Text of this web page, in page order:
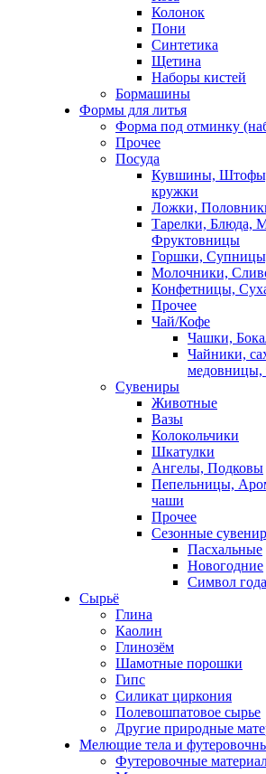
Колонок
Пони
Синтетика
Щетина
Наборы кистей
Бормашины
Формы для литья
Форма под отминку
Прочее
Посуда
Кувшины,
кружки
Ложки,
Тарелки, Блюда,
Фруктовницы
Горшки,
Молочники,
Конфетницы,
Прочее
Чай/Кофе
Чашки,
Чайники,
медовницы,
Сувениры
Животные
Вазы
Колокольчики
Шкатулки
Ангелы, Подковы
Пепельницы,
чаши
Прочее
Сезонные
Пасхальные
Новогодние
Символ
Сырьё
Глина
Каолин
Глинозём
Шамотные порошки
Гипс
Силикат циркония
Полевошпатовое сырье
Другие природные
Мелющие тела и
Футеровочные